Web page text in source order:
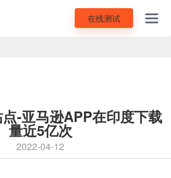
在线测试
-亚马逊APP在印度下载
量近5亿次
2022-04-12